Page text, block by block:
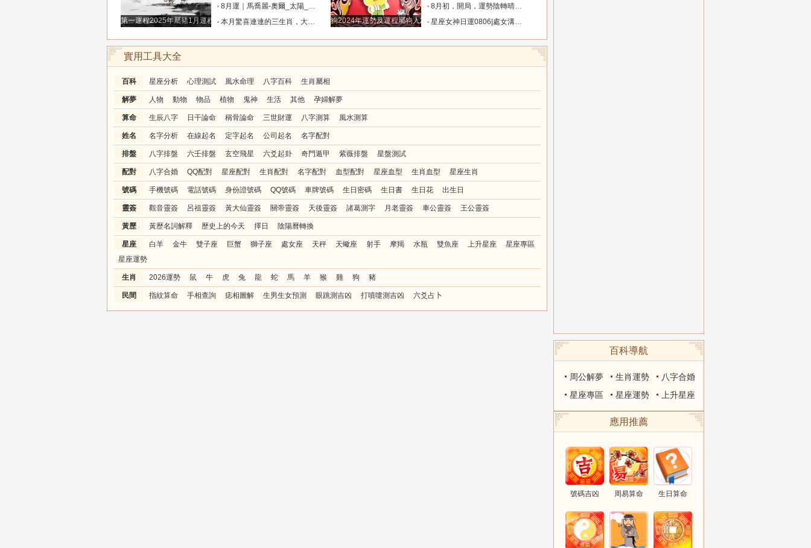
第一運程2025年屬豬1月運程解析
8月運｜馬喬麗-奧爾_太陽_迦勒_生活節奏
本月驚喜連連的三生肖，大富特富不差錢，金銀堆成山，愛情有桃花_龍人_財富_事業
狗2024年運勢及運程屬狗人2024運勢好嗎
8月初，開局，運勢陰轉晴，沒啥小人影響，事業賺錢更多的4個星座_獅子座_天秤座_雙子座
星座女神日運0806|處女溝通順暢，天秤關係緊繃_幸運_數字_情緒
實用工具大全
百科 星座分析 心理測試 風水命理 八字百科 生肖屬相
解夢 人物 動物 物品 植物 鬼神 生活 其他 孕婦解夢
算命 生辰八字 日干論命 稱骨論命 三世財運 八字測算 風水測算
姓名 名字分析 在線起名 定字起名 公司起名 名字配對
排盤 八字排盤 六壬排盤 玄空飛星 六爻起卦 奇門遁甲 紫薇排盤 星盤測試
配對 八字合婚 QQ配對 星座配對 生肖配對 名字配對 血型配對 星座血型 生肖血型 星座生肖
號碼 手機號碼 電話號碼 身份證號碼 QQ號碼 車牌號碼 生日密碼 生日書 生日花 出生日
靈簽 觀音靈簽 呂祖靈簽 黃大仙靈簽 關帝靈簽 天後靈簽 諸葛測字 月老靈簽 車公靈簽 王公靈簽
黃歷 黃歷名詞解釋 歷史上的今天 擇日 陰陽曆轉換
星座 白羊 金牛 雙子座 巨蟹 獅子座 處女座 天秤 天蠍座 射手 摩羯 水瓶 雙魚座 上升星座
星座專區
星座運勢
生肖 2026運勢 鼠 牛 虎 兔 龍 蛇 馬 羊 猴 雞 狗 豬
民間 指紋算命 手相查詢 痣相圖解 生男生女預測 眼跳測吉凶 打噴嚏測吉凶 六爻占卜
百科導航
周公解夢 生肖運勢
八字合婚
星座專區
星座運勢 上升星座
應用推薦
號碼吉凶 周易算命 生日算命